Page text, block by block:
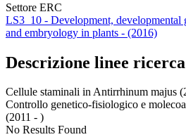
Settore ERC
LS3_10 - Development, developmental
and embryology in plants - (2016)
Descrizione linee
Cellule staminali in Antirrhinum majus
Controllo genetico-fisiologico e
(2011 - )
No Results Found